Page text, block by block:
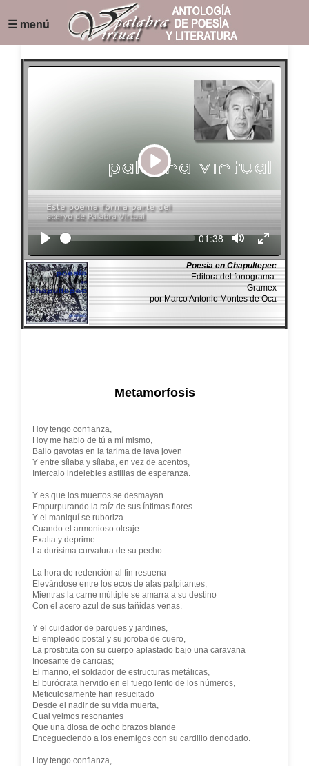
☰ menú
Play
Seek Current
01:38
Poesía en Chapultepec
Editora del fonograma:
Gramex
por Marco Antonio Montes de Oca
Metamorfosis
Hoy tengo confianza,
Hoy me hablo de tú a mí mismo,
Bailo gavotas en la tarima de lava joven
Y entre sílaba y sílaba, en vez de acentos,
Intercalo indelebles astillas de esperanza.
Y es que los muertos se desmayan
Empurpurando la raíz de sus íntimas flores
Y el maniquí se ruboriza
Cuando el armonioso oleaje
Exalta y deprime
La durísima curvatura de su pecho.
La hora de redención al fin resuena
Elevándose entre los ecos de alas palpitantes,
Mientras la carne múltiple se amarra a su destino
Con el acero azul de sus tañidas venas.
Y el cuidador de parques y jardines,
El empleado postal y su joroba de cuero,
La prostituta con su cuerpo aplastado bajo una caravana
Incesante de caricias;
El marino, el soldador de estructuras metálicas,
El burócrata hervido en el fuego lento de los números,
Meticulosamente han resucitado
Desde el nadir de su vida muerta,
Cual yelmos resonantes
Que una diosa de ocho brazos blande
Encegueciendo a los enemigos con su cardillo denodado.
Hoy tengo confianza,